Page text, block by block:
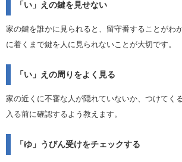
「い」えの鍵を見せない
家の鍵を誰かに見られると、留守番することがわ
に着くまで鍵を人に見られないことが大切です。
「い」えの周りをよく見る
家の近くに不審な人が隠れていないか、つけてく
入る前に確認するよう教えます。
「ゆ」うびん受けをチェックする